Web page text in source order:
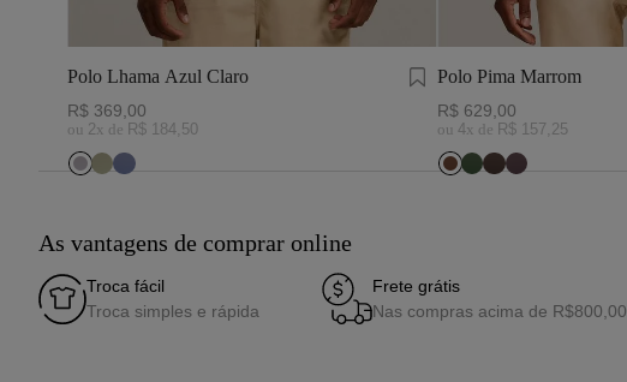
Polo Lhama Azul Claro
R$ 369 00
ou 2x de R$ 184, 50
Polo Pima Marrom
R$ 629 00
ou 4x de R$ 157, 25
As vantagens de comprar online
Troca fácil
Troca simples e rápida
Frete grátis
Nas compras acima de R$800,00